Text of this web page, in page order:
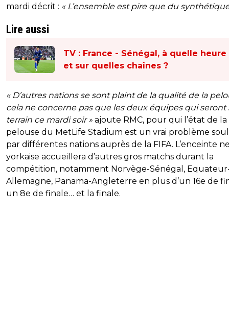
mardi décrit : « L’ensemble est pire que du
Lire aussi
TV : France - Sénégal, à quelle heure
et sur quelles chaînes ?
« D’autres nations se sont plaint de la qualité de la
cela ne concerne pas que les deux équipes qui seront
terrain ce mardi soir » ajoute RMC, pour qui l’état de la
pelouse du MetLife Stadium est un vrai problème
par différentes nations auprès de la FIFA. L’enceinte
yorkaise accueillera d’autres gros matchs durant la
compétition, notamment Norvège-Sénégal,
Allemagne, Panama-Angleterre en plus d’un 16e de
un 8e de finale… et la finale.